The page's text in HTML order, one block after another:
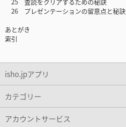
26 プレゼンテーションの留意点と秘訣
あとがき
索引
isho.jpアプリ
カテゴリー
アカウントサービス